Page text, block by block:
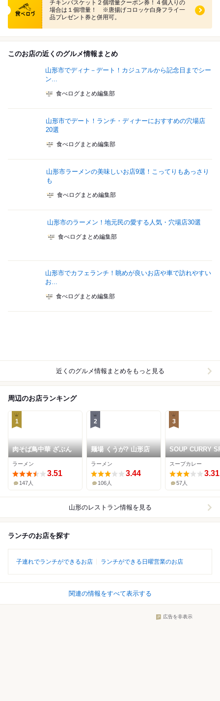
チキンバスケット２個増量クーポン券！４個入りの
場合は１個増量！ ※唐揚げコロッケ白身フライ一
品プレゼント券と併用可。
このお店の近くのグルメ情報まとめ
山形市でディナ－デート！カジュアルから記念日までシー
ン...
食べログまとめ編集部
山形市でデート！ランチ・ディナーにおすすめの穴場店
20選
食べログまとめ編集部
山形市ラーメンの美味しいお店9選！こってりもあっさり
も
食べログまとめ編集部
山形市のラーメン！地元民の愛する人気・穴場店30選
食べログまとめ編集部
山形市でカフェランチ！眺めが良いお店や車で訪れやすい
お...
食べログまとめ編集部
近くのグルメ情報まとめをもっと見る
周辺のお店ランキング
1
肉そば鳥中華 ざぶん
ラーメン
3.51
147人
2
麺場 くうが? 山形店
ラーメン
3.44
106人
3
SOUP CURRY
PICCA
スープカレー
3.31
57人
山形のレストラン情報を見る
ランチのお店を探す
子連れでランチができるお店 ランチができる日曜営業のお店
関連の情報をすべて表示する
広告を非表示